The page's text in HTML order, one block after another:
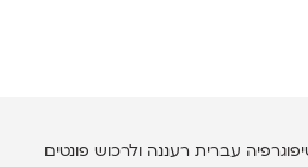
עברית רעננה ולרכוש פונטים